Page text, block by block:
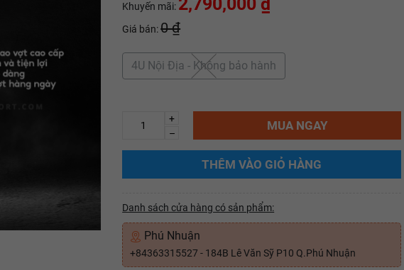
Khuyến mãi:
Giá bán:0 ₫
4U Nội Địa - Không bảo hành
+
–
MUA NGAY
THÊM VÀO GIỎ HÀNG
Danh sách cửa hàng có sản phẩm:
Phú Nhuận
+84363315527 - 184B Lê Văn Sỹ P10 Q.Phú Nhuận